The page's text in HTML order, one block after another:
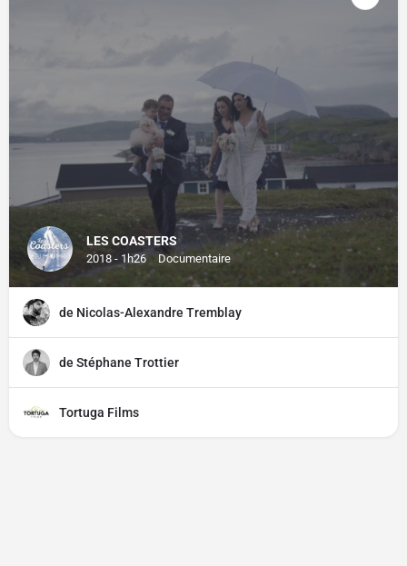
LES COASTERS
2018 - 1h26 Documentaire
de Nicolas-Alexandre Tremblay
de Stéphane Trottier
Tortuga Films